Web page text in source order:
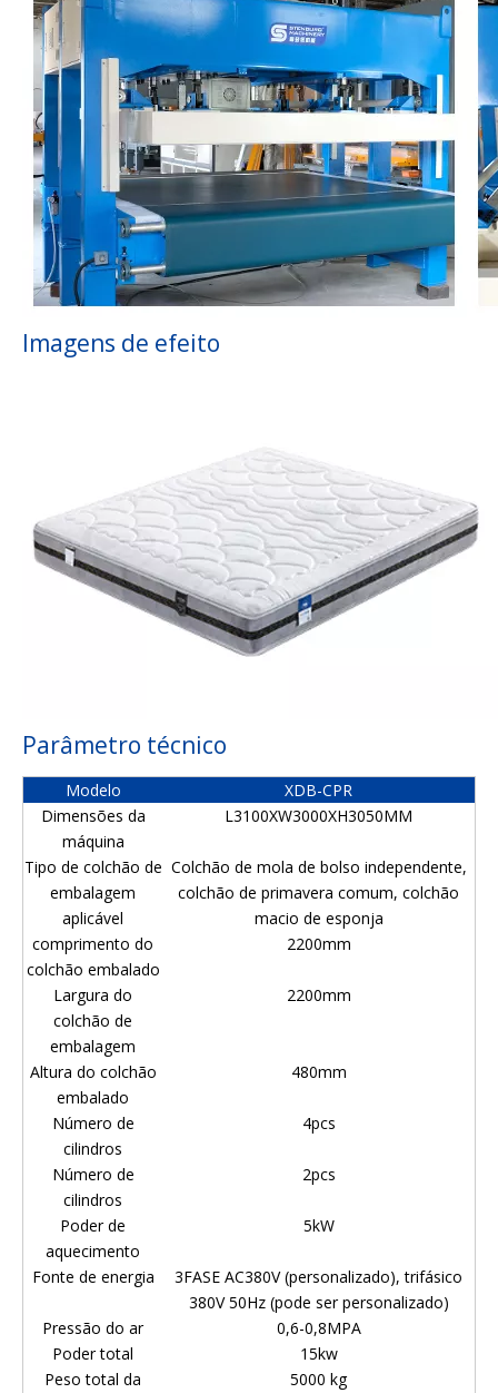
Imagens de efeito
Parâmetro técnico
Modelo
XDB-CPR
Dimensões da
máquina
L3100XW3000XH3050MM
Tipo de colchão de
embalagem
aplicável
Colchão de mola de bolso independente,
colchão de primavera comum, colchão
macio de esponja
comprimento do
colchão embalado
2200mm
Largura do
colchão de
embalagem
2200mm
Altura do colchão
embalado
480mm
Número de
cilindros
4pcs
Número de
cilindros
2pcs
Poder de
aquecimento
5kW
Fonte de energia
3FASE AC380V (personalizado), trifásico
380V 50Hz (pode ser personalizado)
Pressão do ar
0,6-0,8MPA
Poder total
15kw
Peso total da
5000 kg